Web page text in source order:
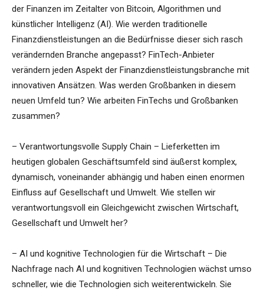
der Finanzen im Zeitalter von Bitcoin, Algorithmen und
künstlicher Intelligenz (AI). Wie werden traditionelle
Finanzdienstleistungen an die Bedürfnisse dieser sich rasch
verändernden Branche angepasst? FinTech-Anbieter
verändern jeden Aspekt der Finanzdienstleistungsbranche mit
innovativen Ansätzen. Was werden Großbanken in diesem
neuen Umfeld tun? Wie arbeiten FinTechs und Großbanken
zusammen?
– Verantwortungsvolle Supply Chain – Lieferketten im
heutigen globalen Geschäftsumfeld sind äußerst komplex,
dynamisch, voneinander abhängig und haben einen enormen
Einfluss auf Gesellschaft und Umwelt. Wie stellen wir
verantwortungsvoll ein Gleichgewicht zwischen Wirtschaft,
Gesellschaft und Umwelt her?
– AI und kognitive Technologien für die Wirtschaft – Die
Nachfrage nach AI und kognitiven Technologien wächst umso
schneller, wie die Technologien sich weiterentwickeln. Sie